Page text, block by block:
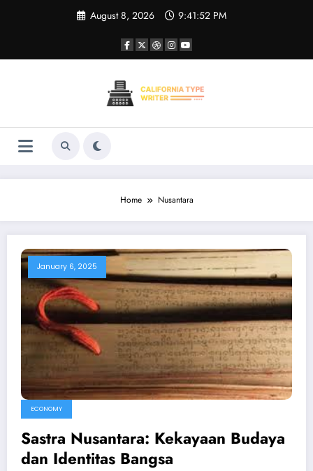
August 8, 2026 9:41:52 PM
Home Nusantara
January 6, 2025
ECONOMY
Sastra Nusantara: Kekayaan Budaya
dan Identitas Bangsa